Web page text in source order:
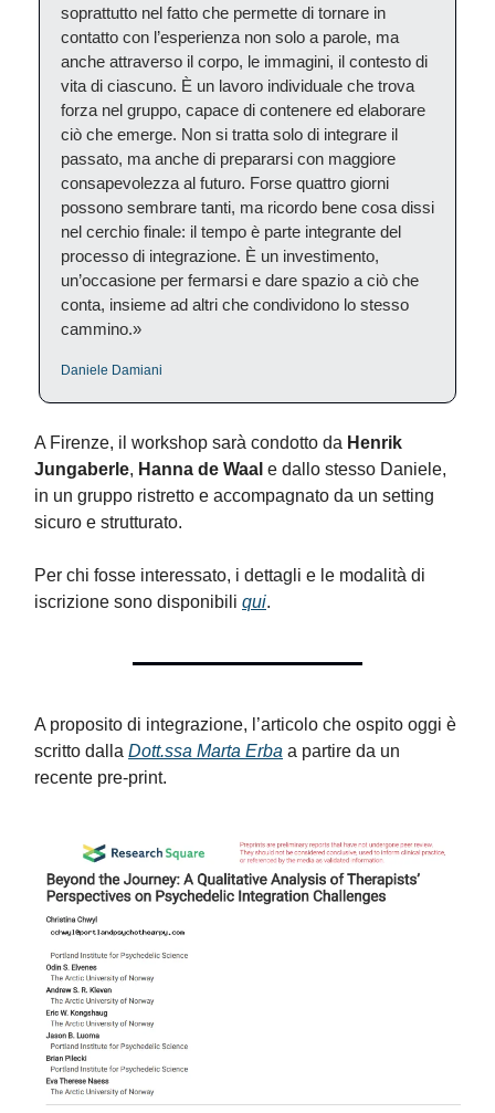
soprattutto nel fatto che permette di tornare in
contatto con l’esperienza non solo a parole, ma
anche attraverso il corpo, le immagini, il contesto di
vita di ciascuno. È un lavoro individuale che trova
forza nel gruppo, capace di contenere ed elaborare
ciò che emerge. Non si tratta solo di integrare il
passato, ma anche di prepararsi con maggiore
consapevolezza al futuro. Forse quattro giorni
possono sembrare tanti, ma ricordo bene cosa dissi
nel cerchio finale: il tempo è parte integrante del
processo di integrazione. È un investimento,
un’occasione per fermarsi e dare spazio a ciò che
conta, insieme ad altri che condividono lo stesso
cammino.»
Daniele Damiani
A Firenze, il workshop sarà condotto da Henrik
Jungaberle, Hanna de Waal e dallo stesso Daniele,
in un gruppo ristretto e accompagnato da un setting
sicuro e strutturato.
Per chi fosse interessato, i dettagli e le modalità di
iscrizione sono disponibili qui.
A proposito di integrazione, l’articolo che ospito oggi è
scritto dalla Dott.ssa Marta Erba a partire da un
recente pre-print.